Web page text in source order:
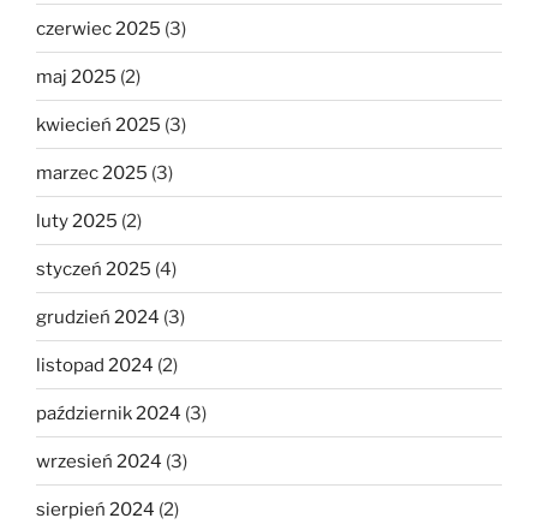
czerwiec 2025 (3)
maj 2025 (2)
kwiecień 2025 (3)
marzec 2025 (3)
luty 2025 (2)
styczeń 2025 (4)
grudzień 2024 (3)
listopad 2024 (2)
październik 2024 (3)
wrzesień 2024 (3)
sierpień 2024 (2)